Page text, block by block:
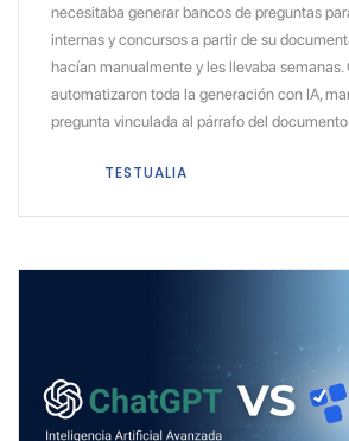
necesitaba generar bancos de preguntas
internas y concursos a partir de su
hacían manualmente y les llevaba semanas.
automatizaron toda la generación con IA,
pregunta vinculada al párrafo del
TESTUALIA